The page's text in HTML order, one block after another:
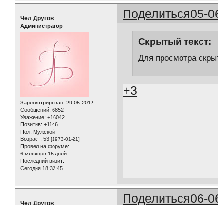
Поделиться05-
Чел Другов
Администратор
Зарегистрирован: 29-05-2012
Сообщений: 6852
Уважение: +16042
Позитив: +1146
Пол: Мужской
Возраст: 53 [1973-01-21]
Провел на форуме:
6 месяцев 15 дней
Последний визит:
Сегодня 18:32:45
Скрытый текст:
Для просмотра
+3
Поделиться06-
Чел Другов